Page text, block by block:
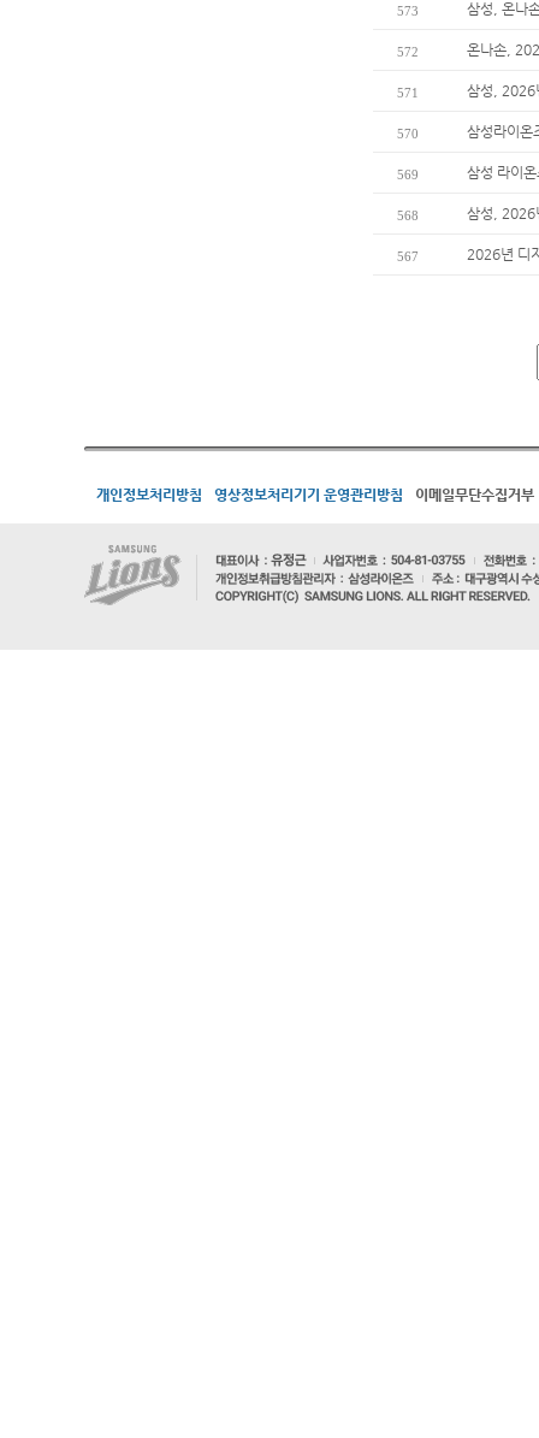
573 삼성, 온나
572 온나손,
571 삼성, 2026
570 삼성라이온
569 삼성 라이
568 삼성, 2026
567 2026년 디
개인정보처리방침 영상정보처리기기 운영관리방침 이메일무단수집거부